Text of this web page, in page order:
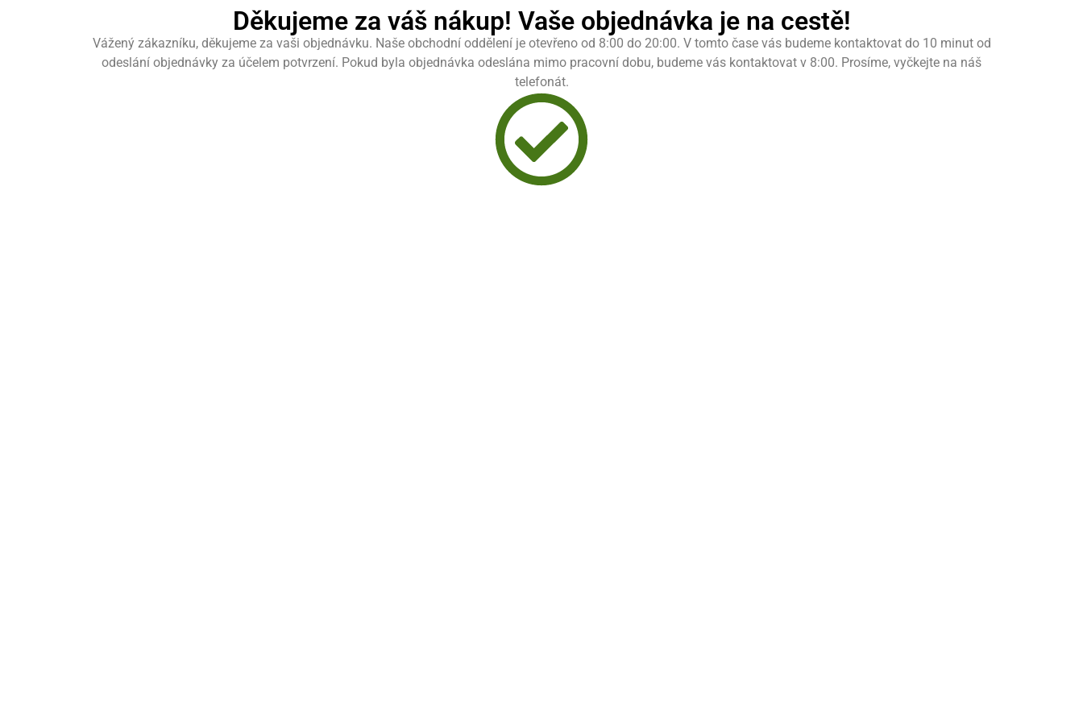
Děkujeme za váš nákup! Vaše objednávka je na cestě!
Vážený zákazníku, děkujeme za vaši objednávku. Naše obchodní oddělení je otevřeno od 8:00 do 20:00. V tomto čase vás budeme kontaktovat do 10 minut od
odeslání objednávky za účelem potvrzení. Pokud byla objednávka odeslána mimo pracovní dobu, budeme vás kontaktovat v 8:00. Prosíme, vyčkejte na náš
telefonát.